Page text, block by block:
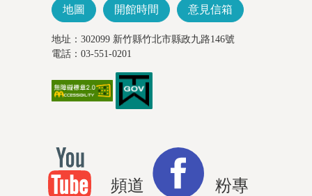
地圖 開館時間 意見信箱
地址：302099 新竹縣竹北市縣政九路146號
電話：03-551-0201
頻道 粉專